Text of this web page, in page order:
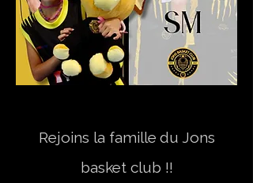
Rejoins la famille du Jons
basket club !!